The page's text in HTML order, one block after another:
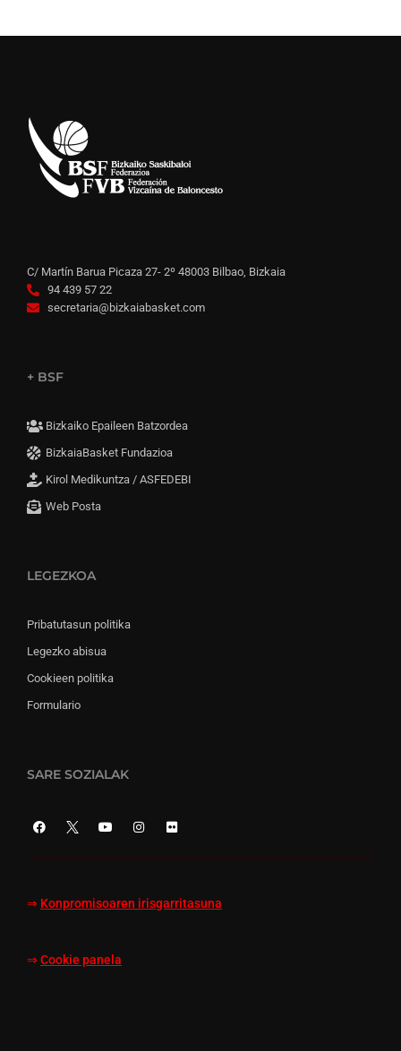
C/ Martín Barua Picaza 27- 2º 48003 Bilbao, Bizkaia
94 439 57 22
secretaria@bizkaiabasket.com
+ BSF
Bizkaiko Epaileen Batzordea
BizkaiaBasket Fundazioa
Kirol Medikuntza / ASFEDEBI
Web Posta
LEGEZKOA
Pribatutasun politika
Legezko abisua
Cookieen politika
Formulario
SARE SOZIALAK
⇒ Konpromisoaren irisgarritasuna
⇒ Cookie panela